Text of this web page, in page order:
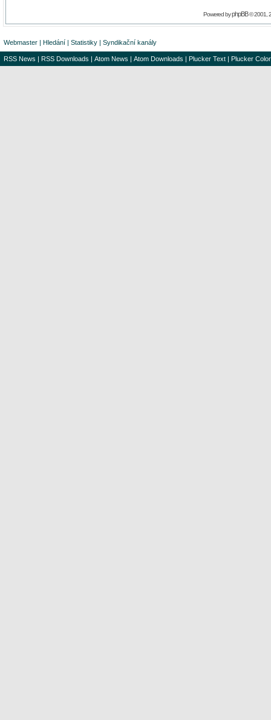
Powered byphpBB© 2001,
Webmaster | Hledání | Statistiky | Syndikační kanály
RSS News | RSS Downloads | Atom News | Atom Downloads | Plucker Text | Plucker Color